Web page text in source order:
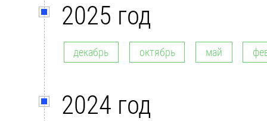
2025 год
декабрь октябрь май
2024 год